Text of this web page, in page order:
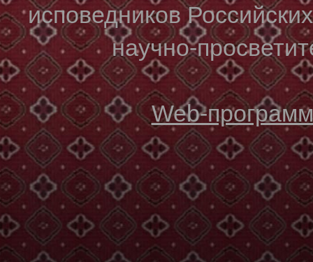
исповедников
научно-
Web-